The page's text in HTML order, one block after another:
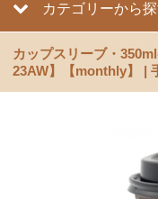
カテゴリーから
カップスリーブ・
23AW】【monthly】 |